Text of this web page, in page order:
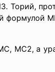
Торий,
формулой
MC2, а